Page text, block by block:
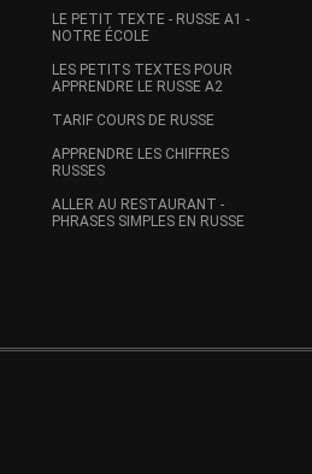
LE PETIT TEXTE - RUSSE A1 -
NOTRE ÉCOLE
LES PETITS TEXTES POUR
APPRENDRE LE RUSSE A2
TARIF COURS DE RUSSE
APPRENDRE LES CHIFFRES
RUSSES
ALLER AU RESTAURANT -
PHRASES SIMPLES EN RUSSE